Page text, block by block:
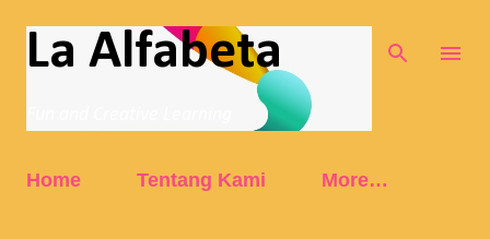
Skip to main content
La Alfabeta
Home Tentang Kami More…